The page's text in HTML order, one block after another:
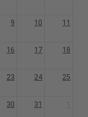
9 10 11
16 17 18
23 24 25
30 31